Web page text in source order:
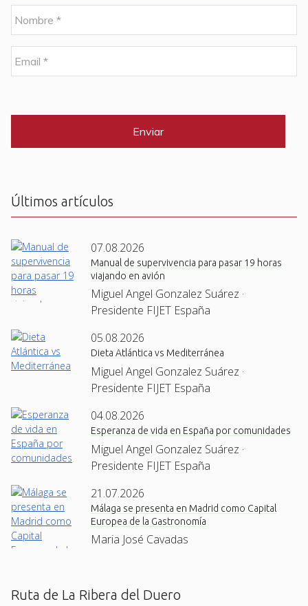
o
m
e
m
a
C
Últimos artículos
07.08.2026
Manual de supervivencia para pasar 19 horas
viajando en avión
Miguel Angel Gonzalez Suárez ·
Presidente FIJET España
05.08.2026
Dieta Atlántica vs Mediterránea
Miguel Angel Gonzalez Suárez ·
Presidente FIJET España
04.08.2026
Esperanza de vida en España por comunidades
Miguel Angel Gonzalez Suárez ·
Presidente FIJET España
21.07.2026
Málaga se presenta en Madrid como Capital
Europea de la Gastronomía
Maria José Cavadas
Ruta de La Ribera del Duero